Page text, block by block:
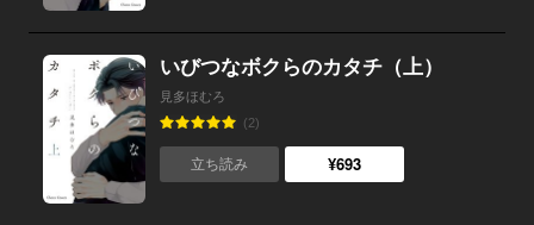
いびつなボクらのカタチ（上）
見多ほむろ
(2)
立ち読み ¥693